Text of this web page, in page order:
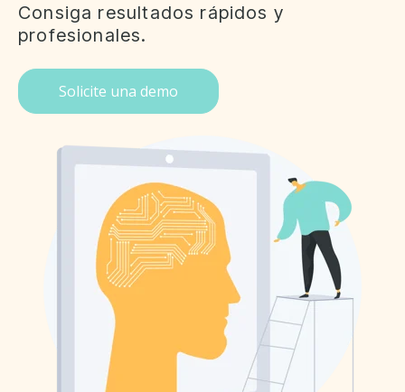
Consiga resultados rápidos y
profesionales.
Solicite una demo